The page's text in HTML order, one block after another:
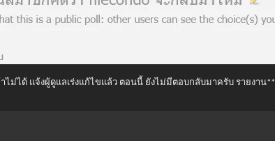
าไม่ได้ แจ้งผู้ดูแลเร่งแก้ไขแล้ว ตอนนี้ ยังไม่มีตอบกลับมาครับ รายงาน**